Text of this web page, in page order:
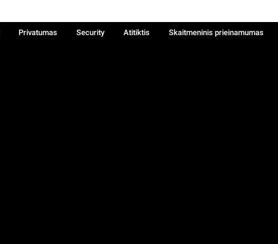
Privatumas Security Atitiktis
Skaitmeninis prieinamumas